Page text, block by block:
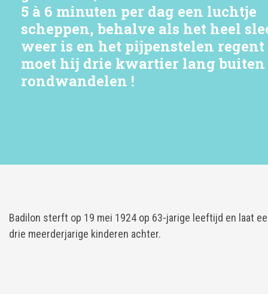
5 à 6 minuten per dag een luchtje
scheppen, behalve als het heel
weer is en het pijpenstelen regent
moet hij drie kwartier lang buiten
rondwandelen !
Badilon sterft op 19 mei 1924 op 63-jarige leeftijd en laat
drie meerderjarige kinderen achter.